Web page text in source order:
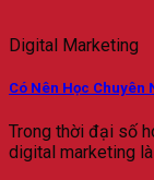
Digital Marketing
Có Nên Học
Trong thời đại số
digital marketing là